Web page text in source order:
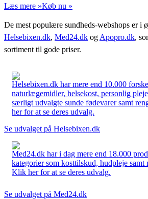
Læs mere »Køb nu »
De mest populære sundheds-webshops er i
Helsebixen.dk, Med24.dk og Apopro.dk,
sortiment til gode priser.
Helsebixen.dk har mere end 10.000
naturlægemidler, helsekost, personlig
særligt udvalgte sunde fødevarer samt
her for at se deres udvalg.
Se udvalget på Helsebixen.dk
Med24.dk har i dag mere end 18.000
kategorier som kosttilskud, hudpleje samt
Klik her for at se deres udvalg.
Se udvalget på Med24.dk